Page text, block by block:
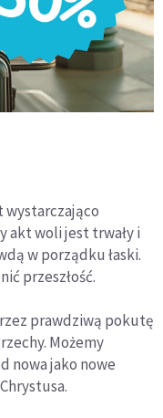
wystarczająco
akt woli jest trwały i
w porządku łaski.
przeszłość.
prawdziwą pokutę
Możemy
nowa jako nowe